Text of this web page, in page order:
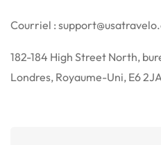
Courriel :
182-184 High Street North,
Londres, Royaume-Uni, E6